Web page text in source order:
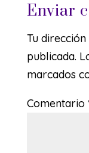
Enviar
Tu
publicada.
marcados
Comentario